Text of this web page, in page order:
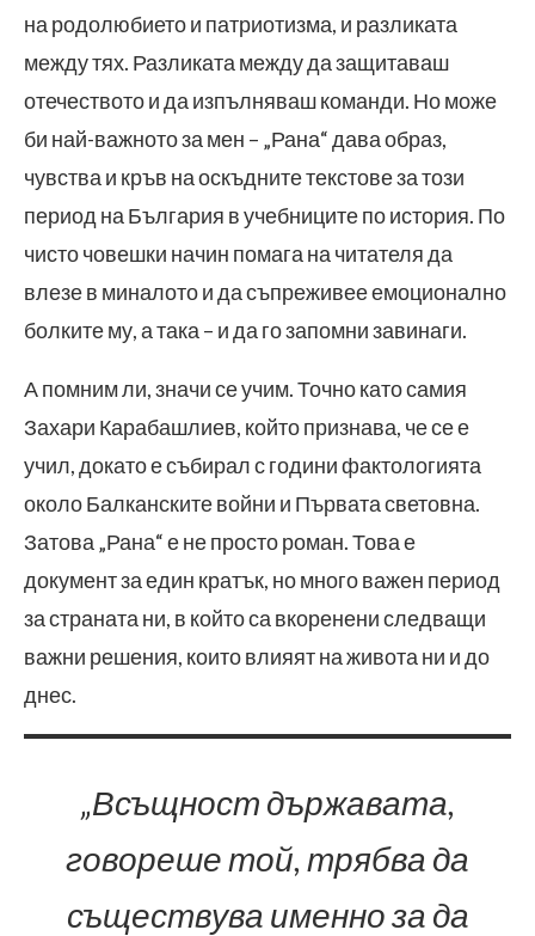
на родолюбието и патриотизма, и разликата
между тях. Разликата между да защитаваш
отечеството и да изпълняваш команди. Но може
би най-важното за мен – „Рана“ дава образ,
чувства и кръв на оскъдните текстове за този
период на България в учебниците по история. По
чисто човешки начин помага на читателя да
влезе в миналото и да съпреживее емоционално
болките му, а така – и да го запомни завинаги.
А помним ли, значи се учим. Точно като самия
Захари Карабашлиев, който признава, че се е
учил, докато е събирал с години фактологията
около Балканските войни и Първата световна.
Затова „Рана“ е не просто роман. Това е
документ за един кратък, но много важен период
за страната ни, в който са вкоренени следващи
важни решения, които влияят на живота ни и до
днес.
„Всъщност държавата,
говореше той, трябва да
съществува именно за да